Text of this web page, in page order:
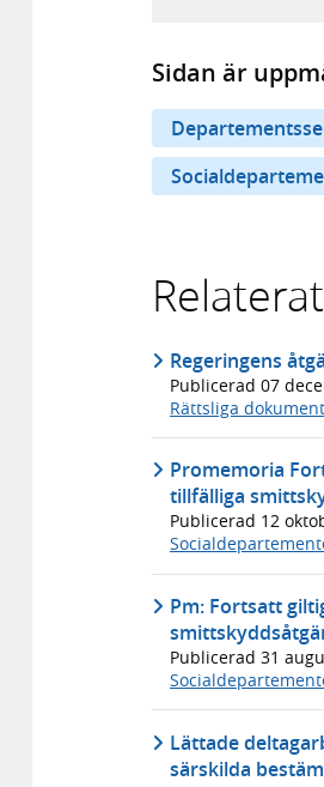
Sidan är
Relaterat
Regeringens
Publicerad 07
Rättsliga dokument
Promemoria
tillfälliga
Publicerad 12
Pm: Fortsatt
Publicerad 31
Lättade
särskilda